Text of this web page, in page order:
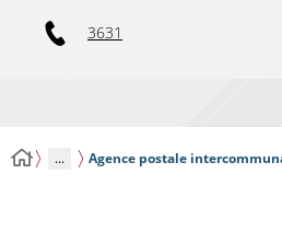
3631
... Agence postale